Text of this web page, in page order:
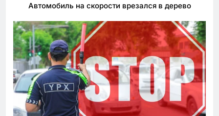
Автомобиль на скорости врезался в дерево